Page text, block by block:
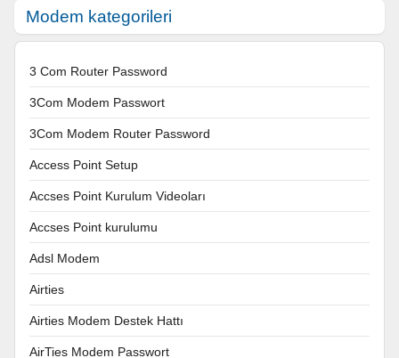
Modem kategorileri
3 Com Router Password
3Com Modem Passwort
3Com Modem Router Password
Access Point Setup
Accses Point Kurulum Videoları
Accses Point kurulumu
Adsl Modem
Airties
Airties Modem Destek Hattı
AirTies Modem Passwort